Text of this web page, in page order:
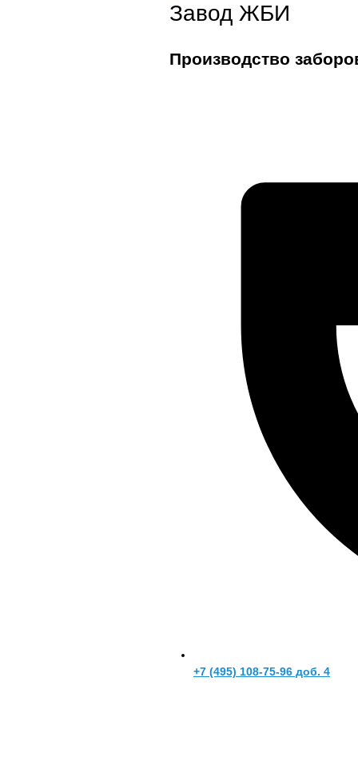
Завод ЖБИ
Производство
+7 (495) 108-75-96 доб. 4